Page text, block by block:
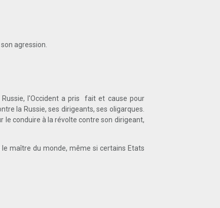
agression.
l'Occident a pris fait et cause pour
la Russie, ses dirigeants, ses oligarques.
le conduire à la révolte contre son dirigeant,
le maître du monde, même si certains Etats